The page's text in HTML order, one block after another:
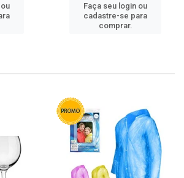
Faça seu login ou
cadastre-se para
comprar.